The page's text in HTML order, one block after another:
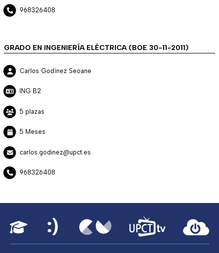
968326408
GRADO EN INGENIERÍA ELÉCTRICA (BOE 30-11-2011)
Carlos Godínez Seoane
ING B2
5 plazas
5 Meses
carlos.godinez@upct.es
968326408